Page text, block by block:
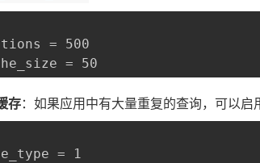
= 500
= 50
存：如果应用中有大量重复的查询，可以启
= 1